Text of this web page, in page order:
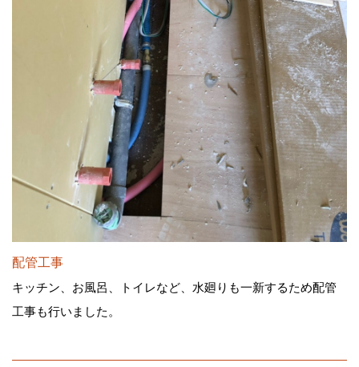
配管工事
キッチン、お風呂、トイレなど、水廻りも一新するため配管
工事も行いました。